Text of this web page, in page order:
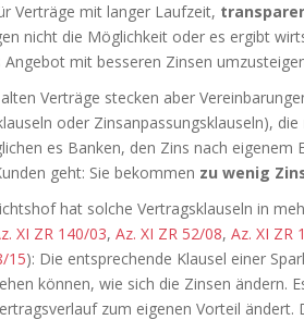
Verträge mit langer Laufzeit,
nicht die Möglichkeit oder es ergibt
Angebot mit besseren Zinsen
Verträge stecken aber
oder Zinsanpassungsklauseln), die
es Banken, den Zins nach eigenem
geht: Sie bekommen zu wenig
hat solche Vertragsklauseln in
XI ZR 140/03, Az. XI ZR 52/08, Az. XI ZR
15): Die entsprechende Klausel einer
können, wie sich die Zinsen ändern.
zum eigenen Vorteil ändert.